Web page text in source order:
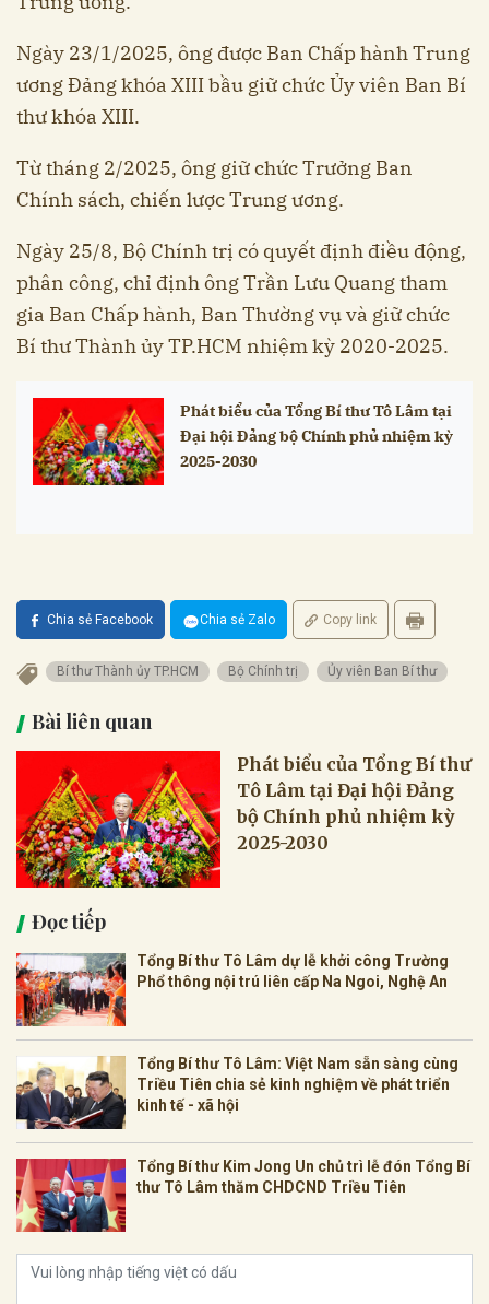
Ngày 23/1/2025, ông được Ban Chấp hành Trung
ương Đảng khóa XIII bầu giữ chức Ủy viên Ban Bí
thư khóa XIII.
Từ tháng 2/2025, ông giữ chức Trưởng Ban
Chính sách, chiến lược Trung ương.
Ngày 25/8, Bộ Chính trị có quyết định điều động,
phân công, chỉ định ông Trần Lưu Quang tham
gia Ban Chấp hành, Ban Thường vụ và giữ chức
Bí thư Thành ủy TP.HCM nhiệm kỳ 2020-2025.
Phát biểu của Tổng Bí thư Tô Lâm tại
Đại hội Đảng bộ Chính phủ nhiệm kỳ
2025-2030
Chia sẻ Facebook Chia sẻ Zalo Copy link
Bí thư Thành ủy TP.HCM Bộ Chính trị Ủy viên Ban Bí thư
Bài liên quan
Phát biểu của Tổng Bí thư
Tô Lâm tại Đại hội Đảng
bộ Chính phủ nhiệm kỳ
2025-2030
Đọc tiếp
Tổng Bí thư Tô Lâm dự lễ khởi công Trường
Phổ thông nội trú liên cấp Na Ngoi, Nghệ An
Tổng Bí thư Tô Lâm: Việt Nam sẵn sàng cùng
Triều Tiên chia sẻ kinh nghiệm về phát triển
kinh tế - xã hội
Tổng Bí thư Kim Jong Un chủ trì lễ đón Tổng Bí
thư Tô Lâm thăm CHDCND Triều Tiên